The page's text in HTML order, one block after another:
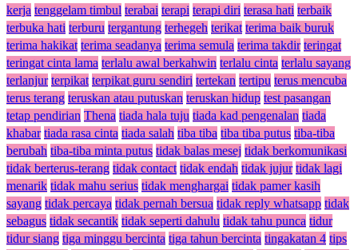
kerja tenggelam timbul terabai terapi terapi diri terasa hati terbaik
terbuka hati terburu tergantung terhegeh terikat terima baik buruk
terima hakikat terima seadanya terima semula terima takdir teringat
teringat cinta lama terlalu awal berkahwin terlalu cinta terlalu sayang
terlanjur terpikat terpikat guru sendiri tertekan tertipu terus mencuba
terus terang teruskan atau putuskan teruskan hidup test pasangan
tetap pendirian Thena tiada hala tuju tiada kad pengenalan tiada
khabar tiada rasa cinta tiada salah tiba tiba tiba tiba putus tiba-tiba
berubah tiba-tiba minta putus tidak balas mesej tidak berkomunikasi
tidak berterus-terang tidak contact tidak endah tidak jujur tidak lagi
menarik tidak mahu serius tidak menghargai tidak pamer kasih
sayang tidak percaya tidak pernah bersua tidak reply whatsapp tidak
sebagus tidak secantik tidak seperti dahulu tidak tahu punca tidur
tidur siang tiga minggu bercinta tiga tahun bercinta tingakatan 4 tips